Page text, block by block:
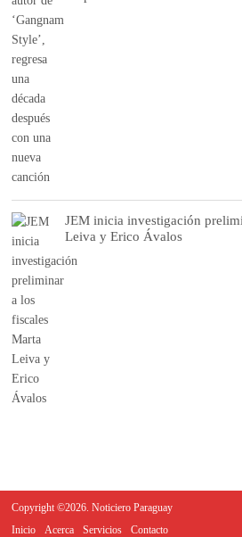
JEM inicia investigación
Leiva y Erico Ávalos
Copyright ©2026. Noticiero Paraguay
Inicio
Acerca Servicios Contacto